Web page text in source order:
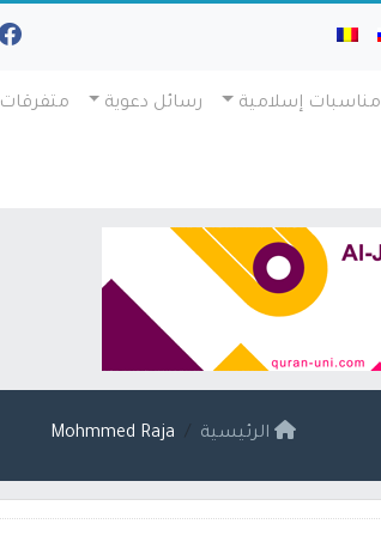
مناسبات إسلامية رسائل دعوية متفرقات
الرئيسية Mohmmed Raja